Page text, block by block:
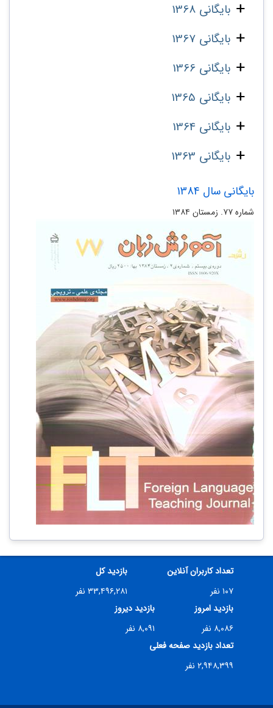
بایگانی 1368
بایگانی 1367
بایگانی 1366
بایگانی 1365
بایگانی 1364
بایگانی 1363
بایگانی سال 1384
شماره ۷۷. زمستان ۱۳۸۴
تعداد کاربران آنلاین
۱۰۷ نفر
بازدید کل
۳۳,۴۹۶,۲۸۱ نفر
بازدید امروز
۸,۰۸۶ نفر
بازدید دیروز
۸,۰۹۱ نفر
تعداد بازدید صفحه فعلی
۲,۹۴۸,۳۹۹ نفر